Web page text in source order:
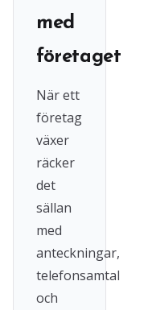
med
företaget
När ett
företag
växer
räcker
det
sällan
med
anteckningar,
telefonsamtal
och